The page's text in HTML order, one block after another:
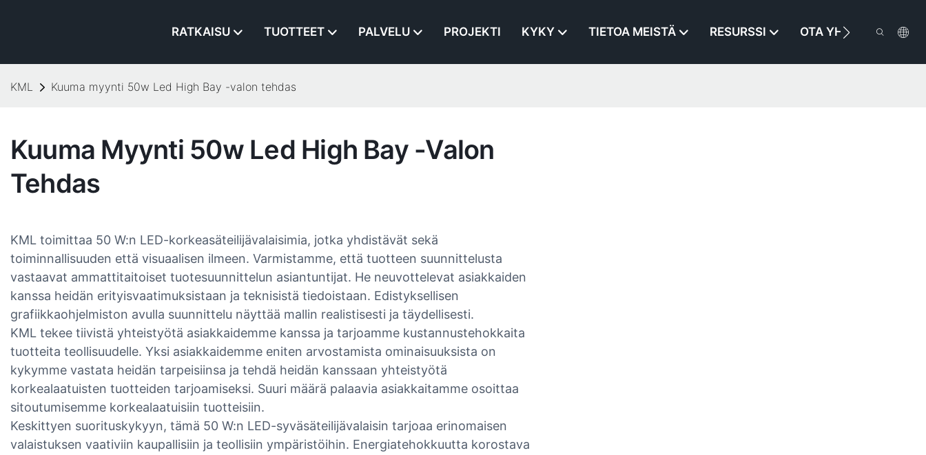
RATKAISU TUOTTEET PALVELU PROJEKTI KYKY TIETOA MEISTÄ RESURSSI OTA YHTEYTTÄ
KML Kuuma myynti 50w Led High Bay -valon tehdas
Kuuma Myynti 50w Led High Bay -valon
Tehdas
KML toimittaa 50 W:n LED-korkeasäteilijävalaisimia, jotka yhdistävät sekä
toiminnallisuuden että visuaalisen ilmeen. Varmistamme, että tuotteen suunnittelusta
vastaavat ammattitaitoiset tuotesuunnittelun asiantuntijat. He neuvottelevat asiakkaiden
kanssa heidän erityisvaatimuksistaan ​​ja teknisistä tiedoistaan. Edistyksellisen
grafiikkaohjelmiston avulla suunnittelu näyttää mallin realistisesti ja täydellisesti.
KML tekee tiivistä yhteistyötä asiakkaidemme kanssa ja tarjoamme kustannustehokkaita
tuotteita teollisuudelle. Yksi asiakkaidemme eniten arvostamista ominaisuuksista on
kykymme vastata heidän tarpeisiinsa ja tehdä heidän kanssaan yhteistyötä
korkealaatuisten tuotteiden tarjoamiseksi. Suuri määrä palaavia asiakkaitamme osoittaa
sitoutumisemme korkealaatuisiin tuotteisiin.
Keskittyen suorituskykyyn, tämä 50 W:n LED-syväsäteilijävalaisin tarjoaa erinomaisen
valaistuksen vaativiin kaupallisiin ja teollisiin ympäristöihin. Energiatehokkuutta korostava